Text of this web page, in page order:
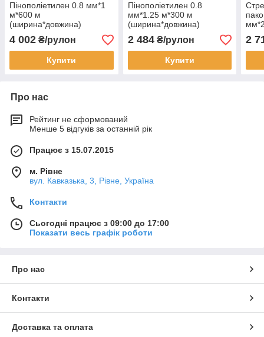
Пінополіетилен 0.8 мм*1
м*600 м
(ширина*довжина)
4 002 ₴/рулон
Купити
Пінополіетилен 0.8
мм*1.25 м*300 м
(ширина*довжина)
2 484₴/рулон
Купити
2
Про нас
Рейтинг не сформований
Менше 5 відгуків за останній рік
Працює з 15.07.2015
м. Рівне
вул. Кавказька, 3, Рівне, Україна
Контакти
Сьогодні працює з 09:00 до 17:00
Показати весь графік роботи
Про нас
Контакти
Доставка та оплата